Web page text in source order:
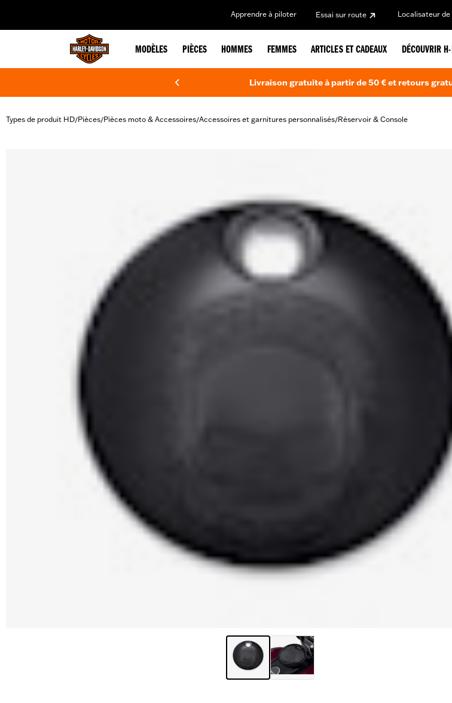
Apprendre à piloter Essai sur route Localisateur
MODÈLES PIÈCES HOMMES FEMMES ARTICLES ET CADEAUX DÉCOUVRIR
Livraison gratuite à partir de 50 € et retours
Types de produit HD/Pièces/Pièces moto & Accessoires/Accessoires et garnitures personnalisés/Réservoir & Console